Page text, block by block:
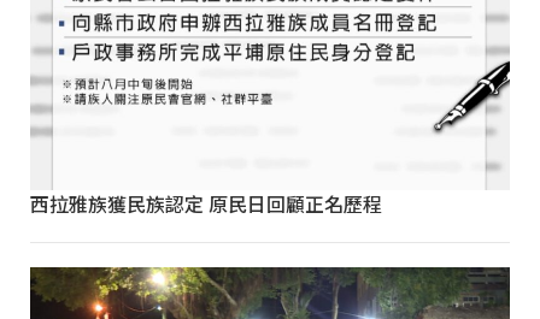
西拉雅族獲民族認定 原民日回顧正名歷程